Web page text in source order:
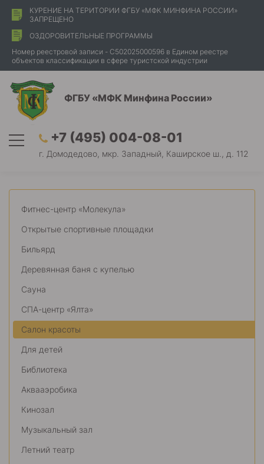
КУРЕНИЕ НА ТЕРИТОРИИ ФГБУ «МФК МИНФИНА РОССИИ»
ЗАПРЕЩЕНО
ОЗДОРОВИТЕЛЬНЫЕ ПРОГРАММЫ
Номер реестровой записи - С502025000596 в Едином реестре
объектов классификации в сфере туристской индустрии
ФГБУ «МФК Минфина России»
+7 (495) 004-08-01
г. Домодедово, мкр. Западный, Каширское ш., д. 112
Фитнес-центр «Молекула»
Открытые спортивные площадки
Бильярд
Деревянная баня с купелью
Сауна
СПА-центр «Ялта»
Салон красоты
Для детей
Библиотека
Аквааэробика
Кинозал
Музыкальный зал
Летний театр